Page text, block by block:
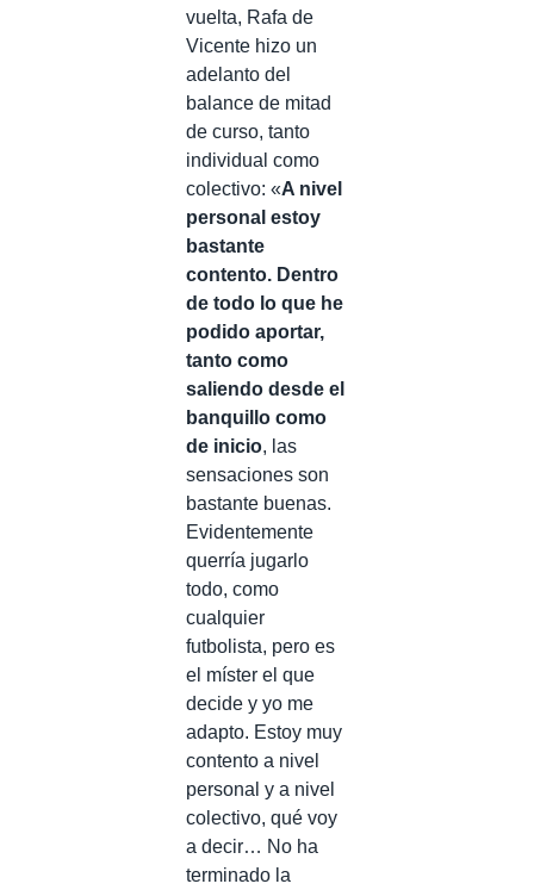
vuelta, Rafa de
Vicente hizo un
adelanto del
balance de mitad
de curso, tanto
individual como
colectivo: «A nivel
personal estoy
bastante
contento. Dentro
de todo lo que he
podido aportar,
tanto como
saliendo desde el
banquillo como
de inicio, las
sensaciones son
bastante buenas.
Evidentemente
querría jugarlo
todo, como
cualquier
futbolista, pero es
el míster el que
decide y yo me
adapto. Estoy muy
contento a nivel
personal y a nivel
colectivo, qué voy
a decir… No ha
terminado la